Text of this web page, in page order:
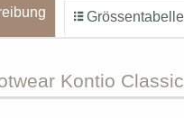
Grössentabelle
Kontio